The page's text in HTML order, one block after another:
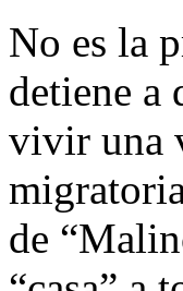
No es la
detiene a
vivir una
de